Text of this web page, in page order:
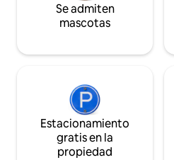
Se admiten
mascotas
Estacionamiento
gratis en la
propiedad